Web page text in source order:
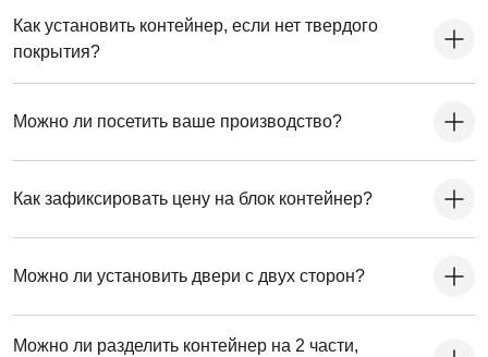
Как установить контейнер, если нет твердого
покрытия?
Можно ли посетить ваше производство?
Как зафиксировать цену на блок контейнер?
Можно ли установить двери с двух сторон?
Можно ли разделить контейнер на 2 части,